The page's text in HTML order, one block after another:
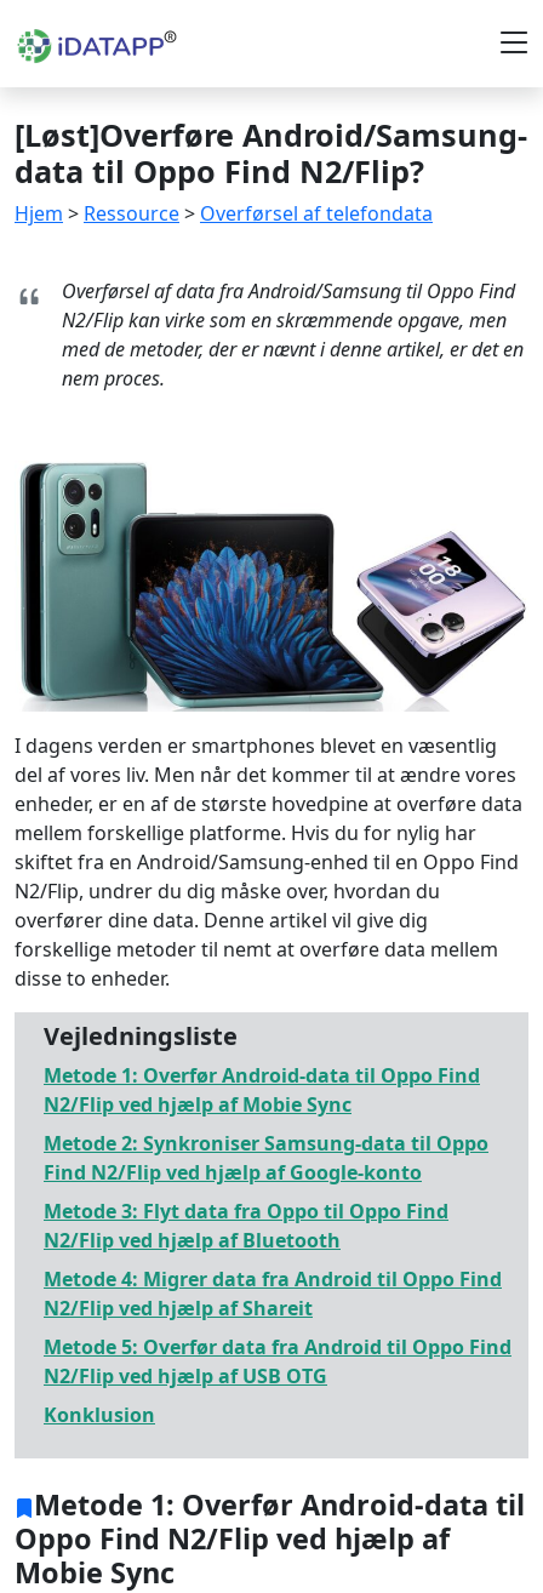
[Løst]Overføre Android/Samsung-
data til Oppo Find N2/Flip?
Hjem > Ressource> Overførsel af telefondata
Overførsel af data fra Android/Samsung til Oppo Find
N2/Flip kan virke som en skræmmende opgave, men
med de metoder, der er nævnt i denne artikel, er det en
nem proces.
I dagens verden er smartphones blevet en væsentlig
del af vores liv. Men når det kommer til at ændre vores
enheder, er en af ​​de største hovedpine at overføre data
mellem forskellige platforme. Hvis du for nylig har
skiftet fra en Android/Samsung-enhed til en Oppo Find
N2/Flip, undrer du dig måske over, hvordan du
overfører dine data. Denne artikel vil give dig
forskellige metoder til nemt at overføre data mellem
disse to enheder.
Vejledningsliste
Metode 1: Overfør Android-data til Oppo Find
N2/Flip ved hjælp af Mobie Sync
Metode 2: Synkroniser Samsung-data til Oppo
Find N2/Flip ved hjælp af Google-konto
Metode 3: Flyt data fra Oppo til Oppo Find
N2/Flip ved hjælp af Bluetooth
Metode 4: Migrer data fra Android til Oppo Find
N2/Flip ved hjælp af Shareit
Metode 5: Overfør data fra Android til Oppo Find
N2/Flip ved hjælp af USB OTG
Konklusion
Metode 1: Overfør Android-data til
Oppo Find N2/Flip ved hjælp af
Mobie Sync